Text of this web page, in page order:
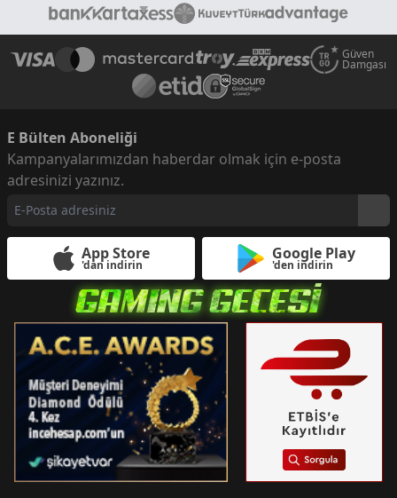
Güven
Damgası
E Bülten Aboneliği
Kampanyalarımızdan haberdar olmak için e-posta
adresinizi yazınız.
App Store
'dan indirin
Google Play
'den indirin